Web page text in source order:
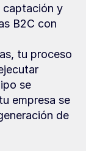
captación y
B2C con
tu proceso
se
empresa se
de